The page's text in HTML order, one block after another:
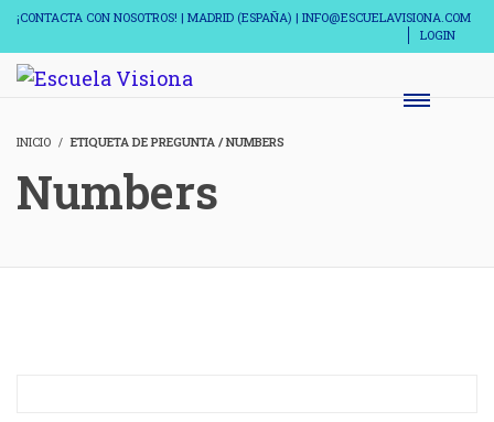
¡CONTACTA CON NOSOTROS! | MADRID (ESPAÑA) | INFO@ESCUELAVISIONA.COM
LOGIN
INICIO ETIQUETA DE PREGUNTA / NUMBERS
Numbers